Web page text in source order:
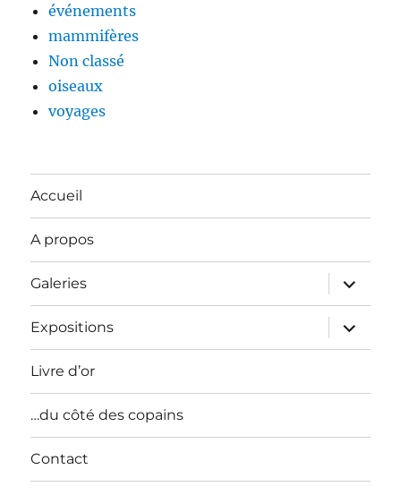
événements
mammifères
Non classé
oiseaux
voyages
Accueil
A propos
Galeries
ouvrir
le
sous-
menu
Expositions
ouvrir
le
sous-
Livre d’or
…du côté des copains
Contact